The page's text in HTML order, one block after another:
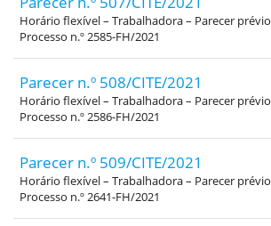
Horário flexível – Trabalhadora – Parecer prévio
Processo n.º 2585-FH/2021
Parecer n.º 508/CITE/2021
Horário flexível – Trabalhadora – Parecer prévio
Processo n.º 2586-FH/2021
Parecer n.º 509/CITE/2021
Horário flexível – Trabalhadora – Parecer prévio
Processo n.º 2641-FH/2021